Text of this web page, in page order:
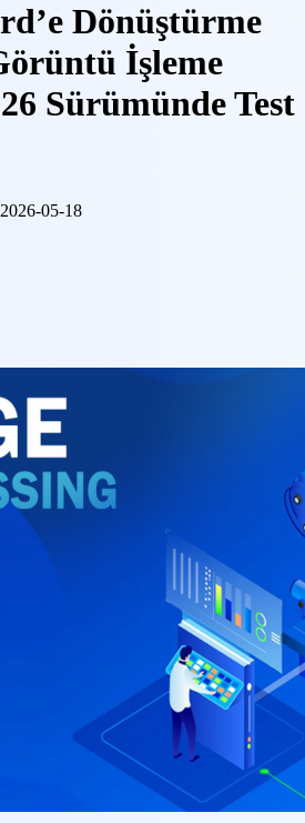
Dönüştürme
İşleme
Sürümünde Test
2026-05-18